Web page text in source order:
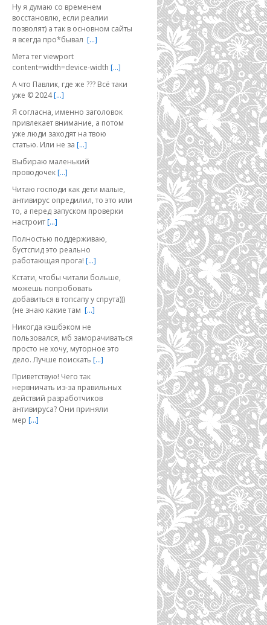
Ну я думаю со временем
восстановлю, если реалии
позволят) а так в основном сайты
я всегда про*бывал […]
Мета тег viewport
content=width=device-width […]
А что Павлик, где же ??? Всё таки
уже © 2024[…]
Я согласна, именно заголовок
привлекает внимание, а потом
уже люди заходят на твою
статью. Или не за […]
Выбираю маленький
проводочек[…]
Читаю господи как дети малые,
антивирус опредилил, то это или
то, а перед запуском проверки
настроит[…]
Полностью поддерживаю,
бустспид это реально
работающая прога! […]
Кстати, чтобы читали больше,
можешь попробовать
добавиться в топсапу у спрута)))
(не знаю какие там […]
Никогда кэшбэком не
пользовался, мб заморачиваться
просто не хочу, муторное это
дело. Лучше поискать […]
Приветствую! Чего так
нервничать из-за правильных
действий разработчиков
антивируса? Они приняли
мер […]